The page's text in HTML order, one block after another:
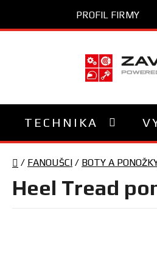
obsah
PROFIL FIRMY
TECHNIKA
Domů
/ FANOUŠCI / BOTY A
Heel Tread